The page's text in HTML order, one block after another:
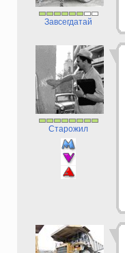
Завсегдатай
Старожил